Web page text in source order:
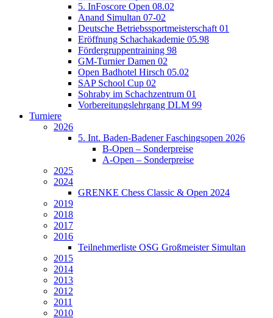
5. InFoscore Open 08.02
Anand Simultan 07-02
Deutsche Betriebssportmeisterschaft 01
Eröffnung Schachakademie 05.98
Fördergruppentraining 98
GM-Turnier Damen 02
Open Badhotel Hirsch 05.02
SAP School Cup 02
Sohraby im Schachzentrum 01
Vorbereitungslehrgang DLM 99
Turniere
2026
5. Int. Baden-Badener Faschingsopen 2026
B-Open – Sonderpreise
A-Open – Sonderpreise
2025
2024
GRENKE Chess Classic & Open 2024
2019
2018
2017
2016
Teilnehmerliste OSG Großmeister Simultan
2015
2014
2013
2012
2011
2010